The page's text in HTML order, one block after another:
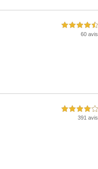
4,5 étoiles sur 5
60 avis
4,0 étoiles sur 5
391 avis